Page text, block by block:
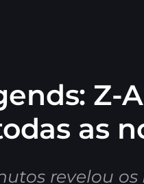
Z-
as
revelou